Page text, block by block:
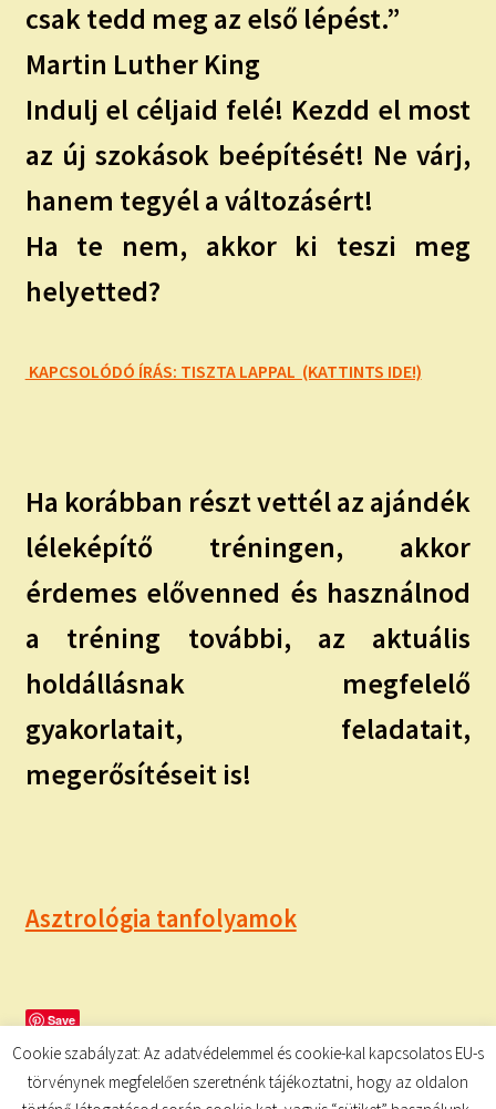
csak tedd meg az első lépést.”
Martin Luther King
Indulj el céljaid felé! Kezdd el most
az új szokások beépítését! Ne várj,
hanem tegyél a változásért!
Ha te nem, akkor ki teszi meg
helyetted?
KAPCSOLÓDÓ ÍRÁS: TISZTA LAPPAL (KATTINTS IDE!)
Ha korábban részt vettél az ajándék
léleképítő tréningen, akkor
érdemes elővenned és használnod
a tréning további, az aktuális
holdállásnak megfelelő
gyakorlatait, feladatait,
megerősítéseit is!
Asztrológia tanfolyamok
Save
Cookie szabályzat: Az adatvédelemmel és cookie-kal kapcsolatos EU-s
törvénynek megfelelően szeretnénk tájékoztatni, hogy az oldalon